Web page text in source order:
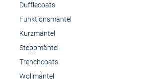
Dufflecoats
Funktionsmäntel
Kurzmäntel
Steppmäntel
Trenchcoats
Wollmäntel